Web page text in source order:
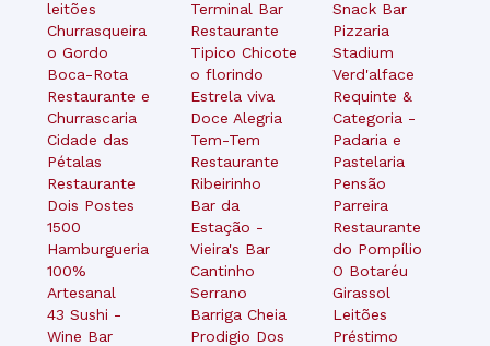
leitões
Churrasqueira
o Gordo
Boca-Rota
Restaurante e
Churrascaria
Cidade das
Pétalas
Restaurante
Dois Postes
1500
Hamburgueria
100%
Artesanal
43 Sushi -
Wine Bar
Terminal Bar
Restaurante
Tipico Chicote
o florindo
Estrela viva
Doce Alegria
Tem-Tem
Restaurante
Ribeirinho
Bar da
Estação -
Vieira's Bar
Cantinho
Serrano
Barriga Cheia
Prodigio Dos
Snack Bar
Pizzaria
Stadium
Verd'alface
Requinte &
Categoria -
Padaria e
Pastelaria
Pensão
Parreira
Restaurante
do Pompílio
O Botaréu
Girassol
Leitões
Préstimo